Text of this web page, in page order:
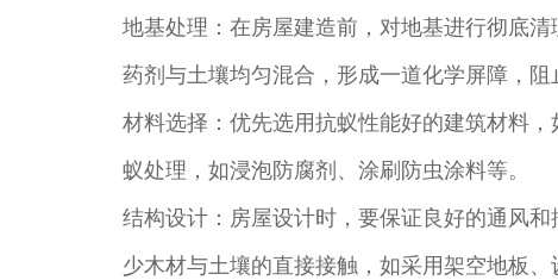
地基处理：在房屋建造前，对地基进行彻底
药剂与土壤均匀混合，形成一道化学屏障，阻
材料选择：优先选用抗蚁性能好的建筑材料
蚁处理，如浸泡防腐剂、涂刷防虫涂料等。
结构设计：房屋设计时，要保证良好的通风
少木材与土壤的直接接触，如采用架空地板、